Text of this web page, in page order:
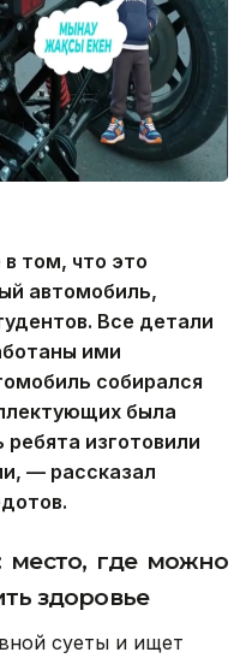
том, что это
автомобиль,
Все детали
ими
собирался
была
изготовили
— рассказал
место, где можно
здоровье
суеты и ищет